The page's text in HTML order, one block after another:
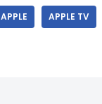
APPLE APPLE TV